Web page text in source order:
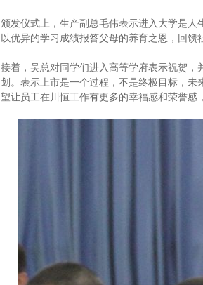
颁发仪式上，生产副总毛伟表示进入大学是
以优异的学习成绩报答父母的养育之恩，回馈
接着，吴总对同学们进入高等学府表示祝贺
划。表示上市是一个过程，不是终极目标，
望让员工在川恒工作有更多的幸福感和荣誉感